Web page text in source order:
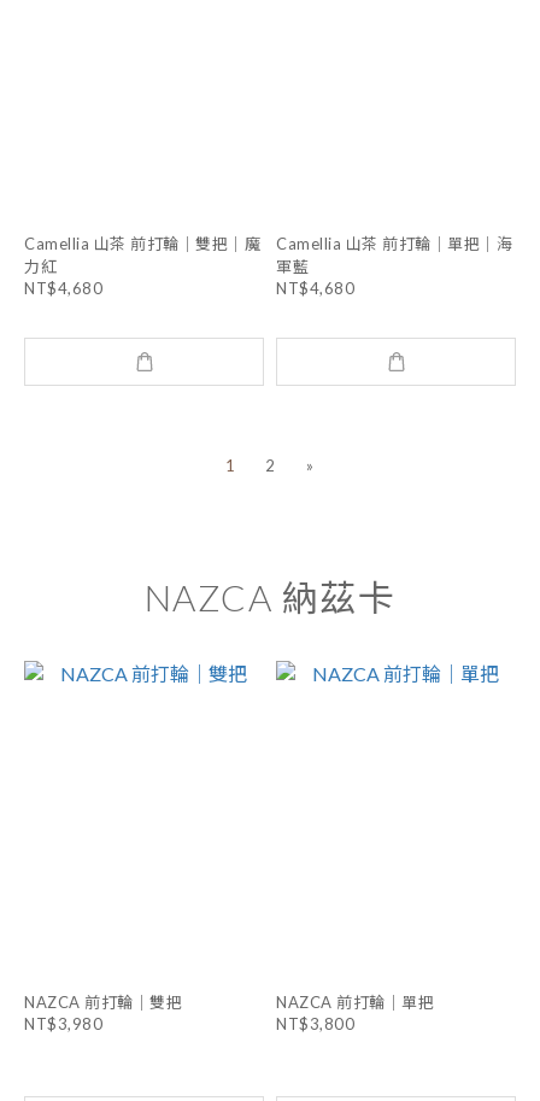
Camellia 山茶 前打輪｜雙把｜魔
力紅
NT$4,680
Camellia 山茶 前打輪｜單把｜海
軍藍
NT$4,680
1 2 »
NAZCA 納茲卡
NAZCA 前打輪｜雙把
NT$3,980
NAZCA 前打輪｜單把
NT$3,800